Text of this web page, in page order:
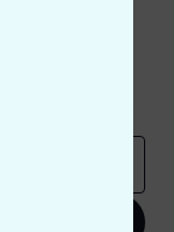
mit